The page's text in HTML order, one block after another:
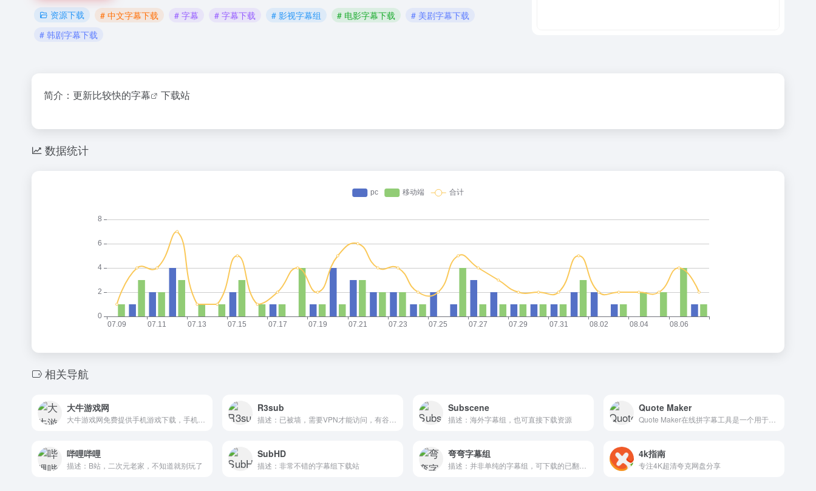
资源下载 # 中文字幕下载 # 字幕 # 字幕下载 # 影视字幕组 # 电影字幕下载
# 美剧字幕下载
# 韩剧字幕下载
简介：更新比较快的字幕 下载站
数据统计
相关导航
大牛游戏网 R3sub Subscene
描述：海外字幕组，也可直接下载资源
Quote Maker
哔哩哔哩
描述：B站，二次元老家，不知道就别玩了
SubHD
描述：非常不错的字幕组下载站
弯弯字幕组 4k指南
专注4K超清夸克网盘分享